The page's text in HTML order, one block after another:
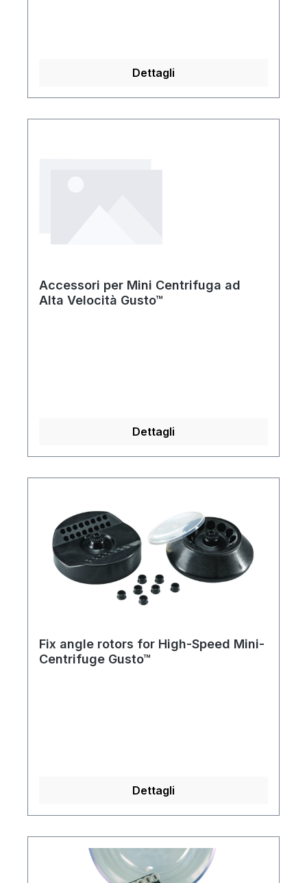
Dettagli
Accessori per Mini Centrifuga ad
Alta Velocità Gusto™
Dettagli
Fix angle rotors for High-Speed Mini-
Centrifuge Gusto™
Dettagli